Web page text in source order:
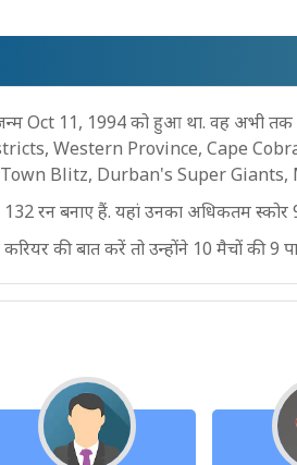
Oct 11, 1994 को हुआ था. वह अभी
Western Province, Cape
Blitz, Durban's Super Giants, MI
रन बनाए हैं. यहां उनका अधिकतम स्कोर
की बात करें तो उन्होंने 10 मैचों की 9